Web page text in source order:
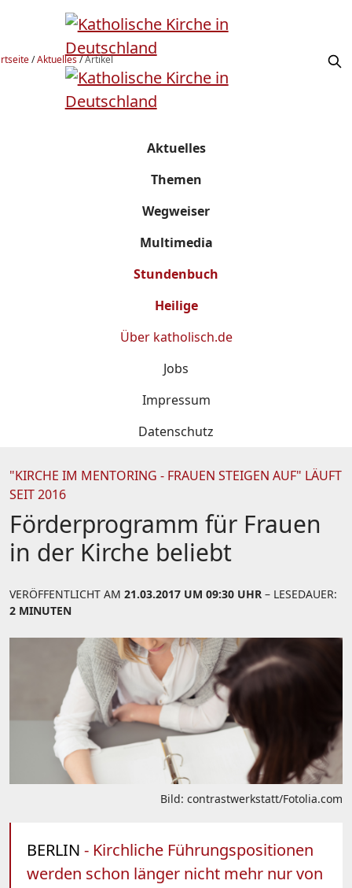
/Aktuelles/Artikel
Aktuelles
Themen
Wegweiser
Multimedia
Stundenbuch
Heilige
Über katholisch.de
Jobs
Impressum
Datenschutz
"KIRCHE IM MENTORING - FRAUEN STEIGEN AUF" LÄUFT
SEIT 2016
Förderprogramm für Frauen
in der Kirche beliebt
VERÖFFENTLICHT AM 21.03.2017 UM 09:30 UHR – LESEDAUER:
2 MINUTEN
Bild: contrastwerkstatt/Fotolia.com
BERLIN - Kirchliche Führungspositionen
werden schon länger nicht mehr nur von